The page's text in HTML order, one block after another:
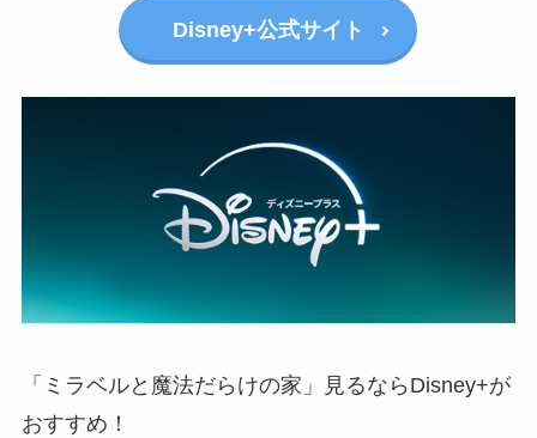
Disney+公式サイト
「ミラベルと魔法だらけの家」見るならDisney+が
おすすめ！